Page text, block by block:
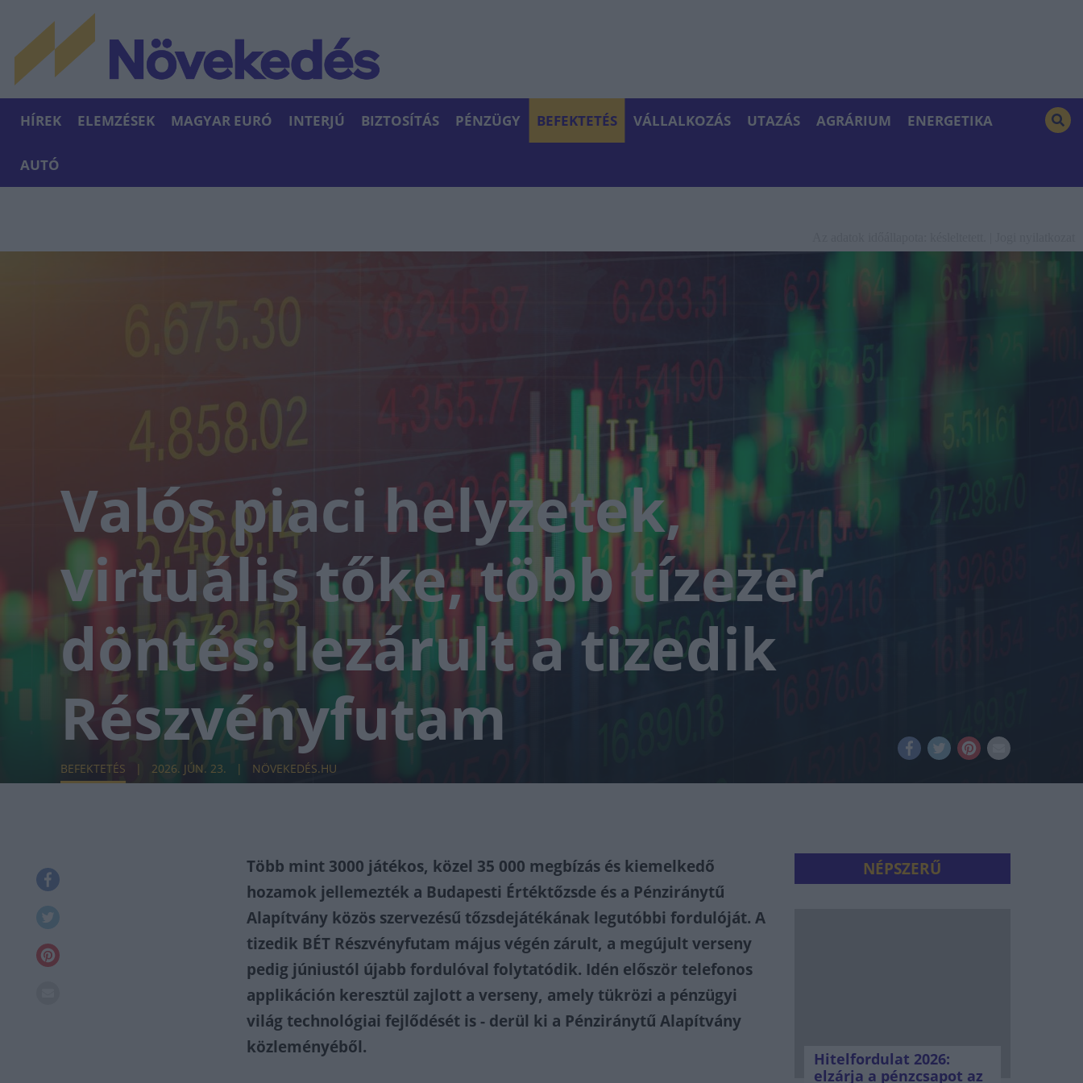
HÍREK ELEMZÉSEK MAGYAR EURÓ INTERJÚ BIZTOSÍTÁS PÉNZÜGY BEFEKTETÉS VÁLLALKOZÁS UTAZÁS AGRÁRIUM ENERGETIKA
AUTÓ
Valós piaci helyzetek,
virtuális tőke, több tízezer
döntés: lezárult a tizedik
Részvényfutam
BEFEKTETÉS 2026. JÚN. 23. NÖVEKEDÉS.HU
Több mint 3000 játékos, közel 35 000 megbízás és kiemelkedő
hozamok jellemezték a Budapesti Értéktőzsde és a Pénziránytű
Alapítvány közös szervezésű tőzsdejátékának legutóbbi fordulóját. A
tizedik BÉT Részvényfutam május végén zárult, a megújult verseny
pedig júniustól újabb fordulóval folytatódik. Idén először telefonos
applikáción keresztül zajlott a verseny, amely tükrözi a pénzügyi
világ technológiai fejlődését is - derül ki a Pénziránytű Alapítvány
közleményéből.
NÉPSZERŰ
Hitelfordulat 2026:
elzárja a pénzcsapot az